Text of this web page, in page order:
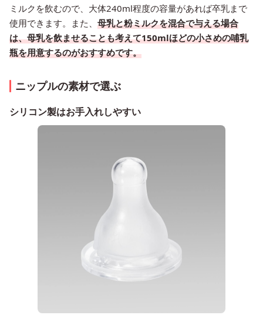
ミルクを飲むので、大体240ml程度の容量があれば卒乳まで
使用できます。また、 母乳と粉ミルクを混合で与える場合
は、母乳を飲ませることも考えて150mlほどの小さめの哺乳
瓶を用意するのがおすすめです。
ニップルの素材で選ぶ
シリコン製はお手入れしやすい